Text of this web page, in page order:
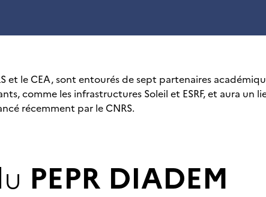
et le CEA, sont entourés de sept partenaires
comme les infrastructures Soleil et ESRF, et aura un
récemment par le CNRS.
PEPR DIADEM